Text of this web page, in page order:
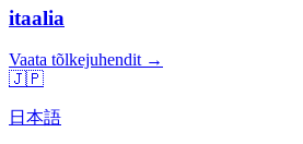
itaalia
Vaata tõlkejuhendit →
🇯🇵
日本語